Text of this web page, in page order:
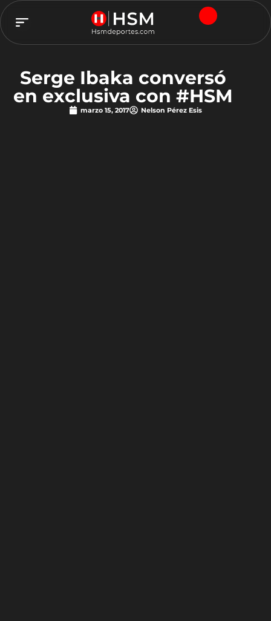
Serge Ibaka conversó
en exclusiva con #HSM
marzo 15, 2017 Nelson Pérez Esis